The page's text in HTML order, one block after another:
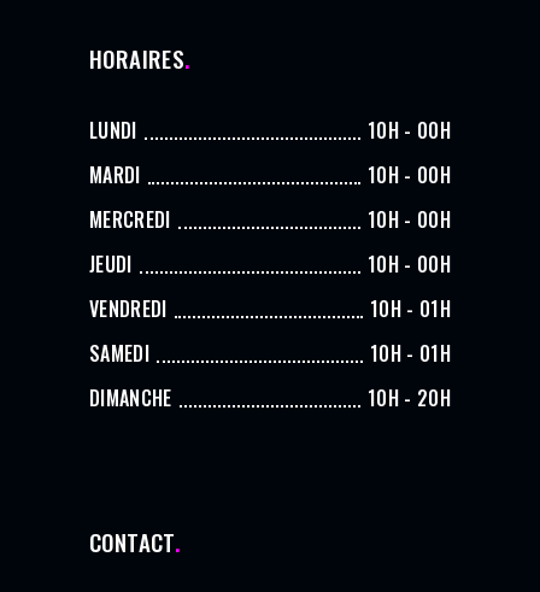
HORAIRES
LUNDI
10H - 00H
MARDI
10H - 00H
MERCREDI
10H - 00H
JEUDI
10H - 00H
VENDREDI
10H - 01H
SAMEDI
10H - 01H
DIMANCHE
10H - 20H
CONTACT